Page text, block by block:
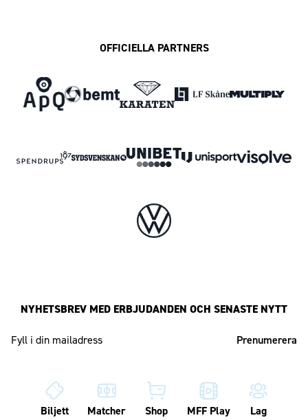
OFFICIELLA PARTNERS
NYHETSBREV MED ERBJUDANDEN OCH SENASTE NYTT
Biljett Matcher Shop MFF Play Lag